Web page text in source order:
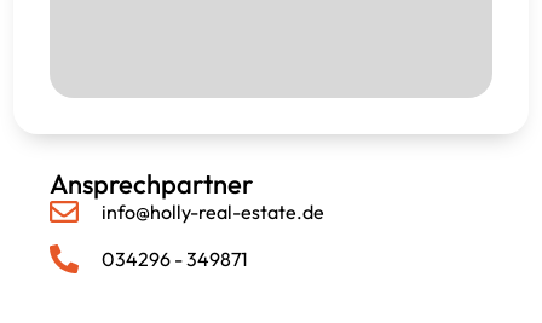
Ansprechpartner
info@holly-real-estate.de
034296 - 349871